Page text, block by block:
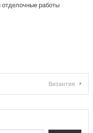
работы
Византия